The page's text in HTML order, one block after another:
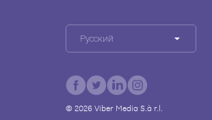
Русский
© 2026Viber Media S.à r.l.